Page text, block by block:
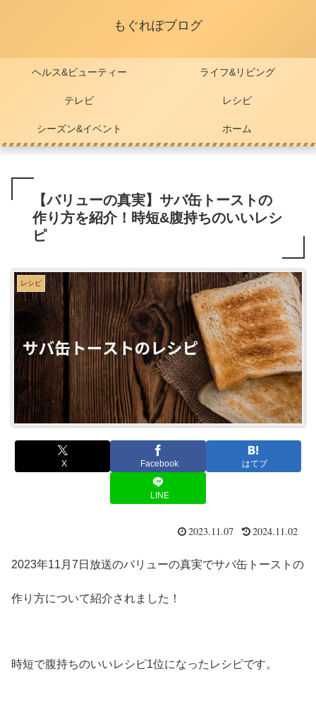
もぐれぽブログ
ヘルス&ビューティー ライフ&リビング
テレビ レシピ
シーズン&イベント ホーム
【バリューの真実】サバ缶トーストの
作り方を紹介！時短&腹持ちのいいレシ
ピ
レシピ
X Facebook はてブ
LINE
2023.11.07 2024.11.02
2023年11月7日放送のバリューの真実でサバ缶トーストの
作り方について紹介されました！
時短で腹持ちのいいレシピ1位になったレシピです。